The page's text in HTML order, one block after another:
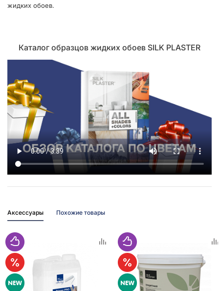
жидких обоев.
Каталог образцов жидких обоев SILK PLASTER
Аксессуары Похожие товары